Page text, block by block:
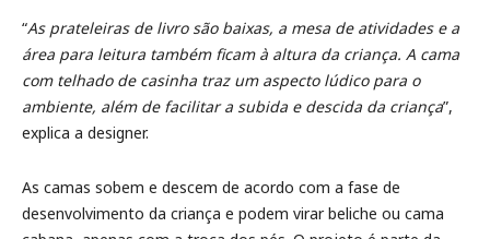
“As prateleiras de livro são baixas, a mesa de atividades e a
área para leitura também ficam à altura da criança. A cama
com telhado de casinha traz um aspecto lúdico para o
ambiente, além de facilitar a subida e descida da criança”,
explica a designer.
As camas sobem e descem de acordo com a fase de
desenvolvimento da criança e podem virar beliche ou cama